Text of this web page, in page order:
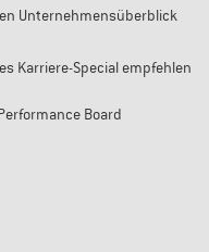
Unternehmensüberblick
Karriere-Special empfehlen
Board